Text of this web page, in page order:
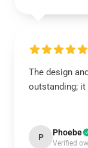
The design
outstanding; it
P Phoebe
Verified